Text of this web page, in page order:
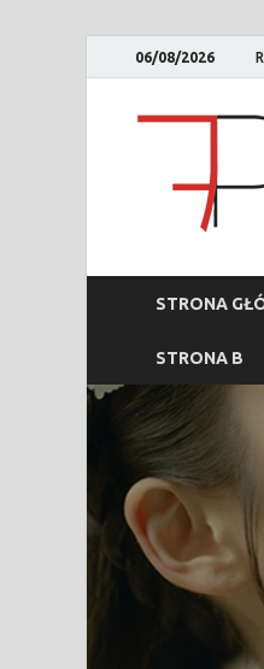
06/08/2026
STRONA
STRONA B